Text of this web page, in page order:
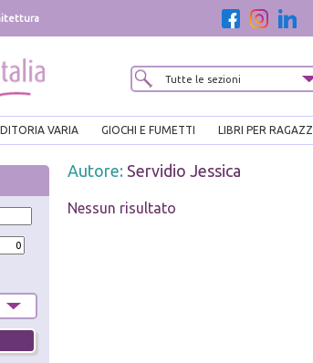
VARIA GIOCHI E FUMETTI LIBRI PER RAGAZZI
Autore: Servidio Jessica
Nessun risultato